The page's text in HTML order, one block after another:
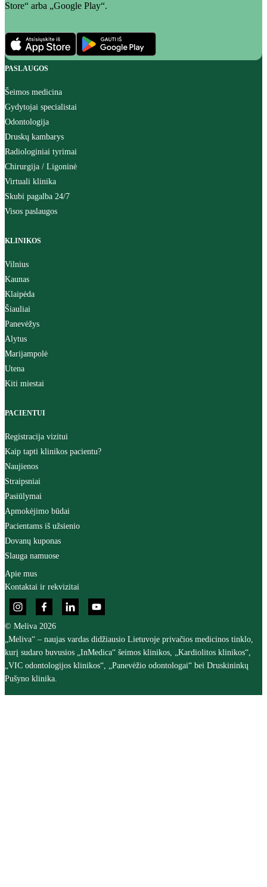
Store“ arba „Google Play“.
PASLAUGOS
Šeimos medicina
Gydytojai specialistai
Odontologija
Druskų kambarys
Radiologiniai tyrimai
Chirurgija / Ligoninė
Virtuali klinika
Skubi pagalba 24/7
Visos paslaugos
KLINIKOS
Vilnius
Kaunas
Klaipėda
Šiauliai
Panevėžys
Alytus
Marijampolė
Utena
Kiti miestai
PACIENTUI
Registracija vizitui
Kaip tapti klinikos pacientu?
Naujienos
Straipsniai
Pasiūlymai
Apmokėjimo būdai
Pacientams iš užsienio
Dovanų kuponas
Slauga namuose
Apie mus
Kontaktai ir rekvizitai
© Meliva 2026
„Meliva“ – naujas vardas didžiausio Lietuvoje privačios medicinos tinklo,
kurį sudaro buvusios „InMedica“ šeimos klinikos, „Kardiolitos klinikos“,
„VIC odontologijos klinikos“, „Panevėžio odontologai“ bei Druskininkų
Pušyno klinika.